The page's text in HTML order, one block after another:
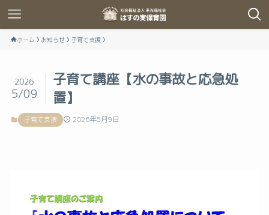
ホーム お知らせ 子育て支援
子育て講座【水の事故と応急処
置】
2026
5/09
子育て支援 2026年5月9日